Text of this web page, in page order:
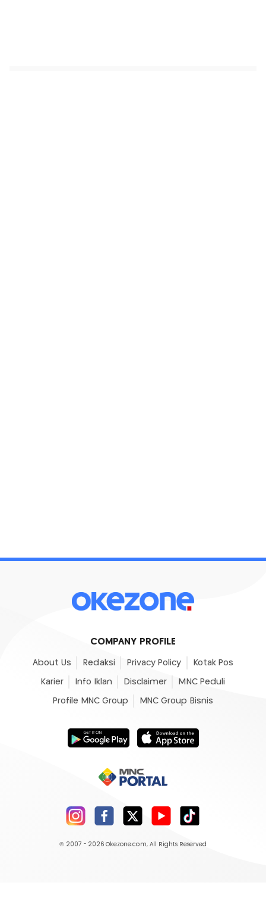
COMPANY PROFILE
About Us Redaksi Privacy Policy Kotak Pos
Karier Info Iklan Disclaimer MNC Peduli
Profile MNC Group MNC Group Bisnis
© 2007 - 2026 Okezone.com, All Rights Reserved